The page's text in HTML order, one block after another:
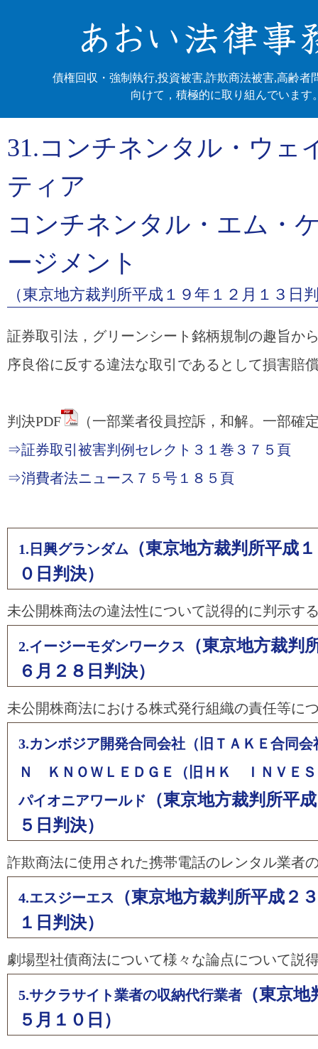
債権回収・強制執行,投資被害,詐欺商法被害,高齢者
向けて，積極的に取り組んでいます
31.コンチネンタル・ウェ
ティア
コンチネンタル・エム・
ージメント
（東京地方裁判所平成１９年１２月１３日
証券取引法，グリーンシート銘柄規制の趣旨か
序良俗に反する違法な取引であるとして損害賠
判決PDF
（一部業者役員控訴，和解。一部確
⇒証券取引被害判例セレクト３１巻３７５頁
⇒消費者法ニュース７５号１８５頁
1.日興グランダム
（東京地方裁判所平成
０日判決）
未公開株商法の違法性について説得的に判示す
2.イージーモダンワークス
（東京地方裁判
６月２８日判決）
未公開株商法における株式発行組織の責任等に
3.カンボジア開発合同会社（旧ＴＡＫＥ合同
Ｎ ＫＮＯＷＬＥＤＧＥ（旧ＨＫ ＩＮＶＥＳ
パイオニアワールド
（東京地方裁判所平
５日判決）
詐欺商法に使用された携帯電話のレンタル業者
4.エスジーエス
（東京地方裁判所平成２
１日判決）
劇場型社債商法について様々な論点について説
5.サクラサイト業者の収納代行業者 （東京
５月１０日）